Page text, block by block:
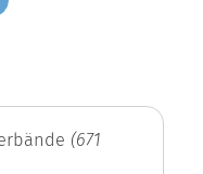
(671